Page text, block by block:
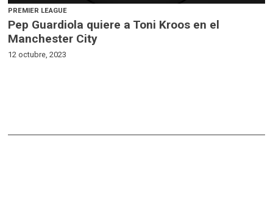
PREMIER LEAGUE
Pep Guardiola quiere a Toni Kroos en el
Manchester City
12 octubre, 2023